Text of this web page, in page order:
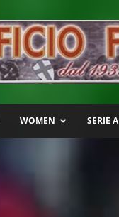
WOMEN SERIE A